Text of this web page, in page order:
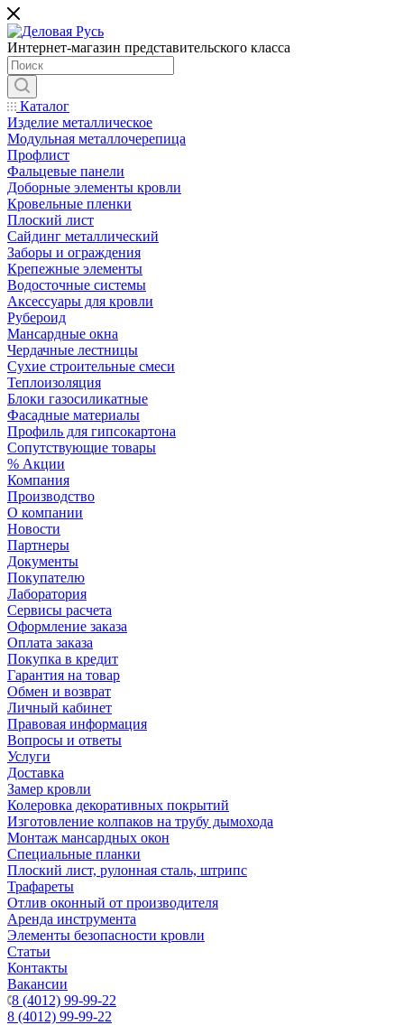
Интернет-магазин представительского класса
Каталог
Изделие металлическое
Модульная металлочерепица
Профлист
Фальцевые панели
Доборные элементы кровли
Кровельные пленки
Плоский лист
Сайдинг металлический
Заборы и ограждения
Крепежные элементы
Водосточные системы
Аксессуары для кровли
Рубероид
Мансардные окна
Чердачные лестницы
Сухие строительные смеси
Теплоизоляция
Блоки газосиликатные
Фасадные материалы
Профиль для гипсокартона
Сопутствующие товары
% Акции
Компания
Производство
О компании
Новости
Партнеры
Документы
Покупателю
Лаборатория
Сервисы расчета
Оформление заказа
Оплата заказа
Покупка в кредит
Гарантия на товар
Обмен и возврат
Личный кабинет
Правовая информация
Вопросы и ответы
Услуги
Доставка
Замер кровли
Колеровка декоративных покрытий
Изготовление колпаков на трубу дымохода
Монтаж мансардных окон
Специальные планки
Плоский лист, рулонная сталь, штрипс
Трафареты
Отлив оконный от производителя
Аренда инструмента
Элементы безопасности кровли
Статьи
Контакты
Вакансии
8 (4012) 99-99-22
8 (4012) 99-99-22